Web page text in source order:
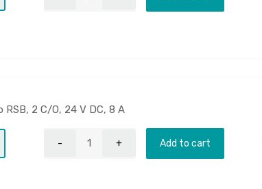
RSB, 2 C/O, 24 V DC, 8 A
Add to cart